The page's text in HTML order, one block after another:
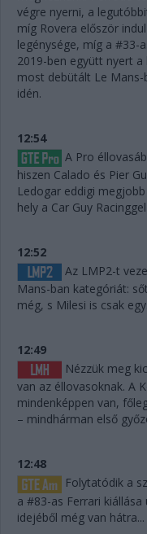
végre nyerni, a
míg Rovera először
legénysége, míg a #33-
2019-ben együtt nyert
most debütált Le
idén.
12:54
A Pro
hiszen Calado és Pier
Ledogar eddigi
hely a Car Guy Racinggel.
12:52
Az LMP2-t
Mans-ban kategóriát:
még, s Milesi is csak
12:49
Nézzük meg
van az éllovasoknak. A
mindenképpen van,
– mindhárman első
12:48
Folytatódik a
a #83-as Ferrari
idejéből még van hátra...